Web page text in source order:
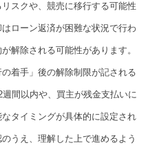
スクや、競売に移行する可能性
ローン返済が困難な状況で行わ
解除される可能性があります。
着手」後の解除制限が記される
間以内や、買主が残金支払いに
タイミングが具体的に設定され
うえ、理解した上で進めるよう